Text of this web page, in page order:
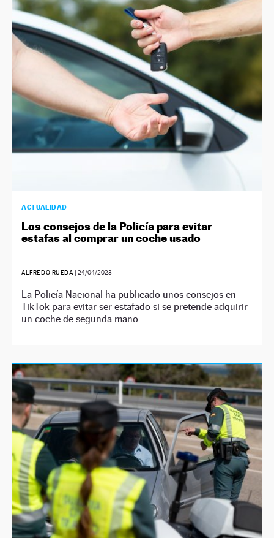
ACTUALIDAD
Los consejos de la Policía para evitar
estafas al comprar un coche usado
ALFREDO RUEDA | 24/04/2023
La Policía Nacional ha publicado unos consejos en
TikTok para evitar ser estafado si se pretende adquirir
un coche de segunda mano.